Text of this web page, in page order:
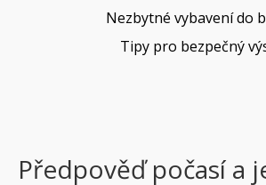
Nezbytné vybavení do
Tipy pro bezpečný
Předpověď počasí a